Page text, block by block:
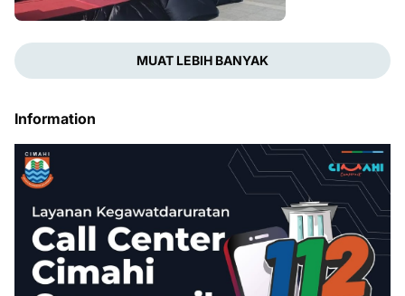
MUAT LEBIH BANYAK
Information